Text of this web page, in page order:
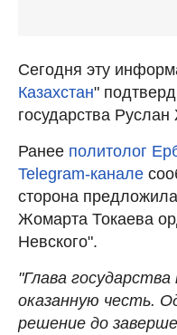
Сегодня эту
Казахстан"
государства
Ранее политолог
Telegram-канале
сторона
Жомарта Токаева
Невского".
"Глава государства
оказанную честь.
решение до